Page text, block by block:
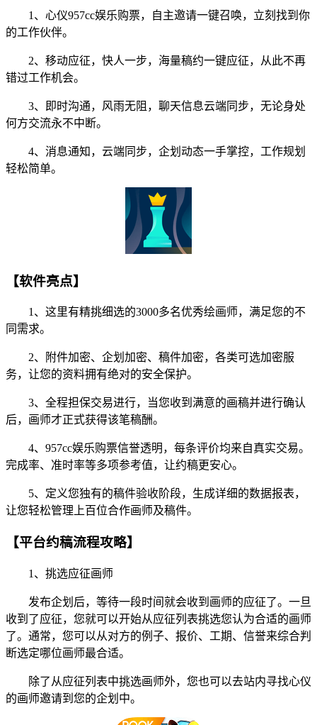
1、心仪957cc娱乐购票，自主邀请一键召唤，立刻找到你
的工作伙伴。
2、移动应征，快人一步，海量稿约一键应征，从此不再
错过工作机会。
3、即时沟通，风雨无阻，聊天信息云端同步，无论身处
何方交流永不中断。
4、消息通知，云端同步，企划动态一手掌控，工作规划
轻松简单。
【软件亮点】
1、这里有精挑细选的3000多名优秀绘画师，满足您的不
同需求。
2、附件加密、企划加密、稿件加密，各类可选加密服
务，让您的资料拥有绝对的安全保护。
3、全程担保交易进行，当您收到满意的画稿并进行确认
后，画师才正式获得该笔稿酬。
4、957cc娱乐购票信誉透明，每条评价均来自真实交易。
完成率、准时率等多项参考值，让约稿更安心。
5、定义您独有的稿件验收阶段，生成详细的数据报表，
让您轻松管理上百位合作画师及稿件。
【平台约稿流程攻略】
1、挑选应征画师
发布企划后，等待一段时间就会收到画师的应征了。一旦
收到了应征，您就可以开始从应征列表挑选您认为合适的画师
了。通常，您可以从对方的例子、报价、工期、信誉来综合判
断选定哪位画师最合适。
除了从应征列表中挑选画师外，您也可以去站内寻找心仪
的画师邀请到您的企划中。